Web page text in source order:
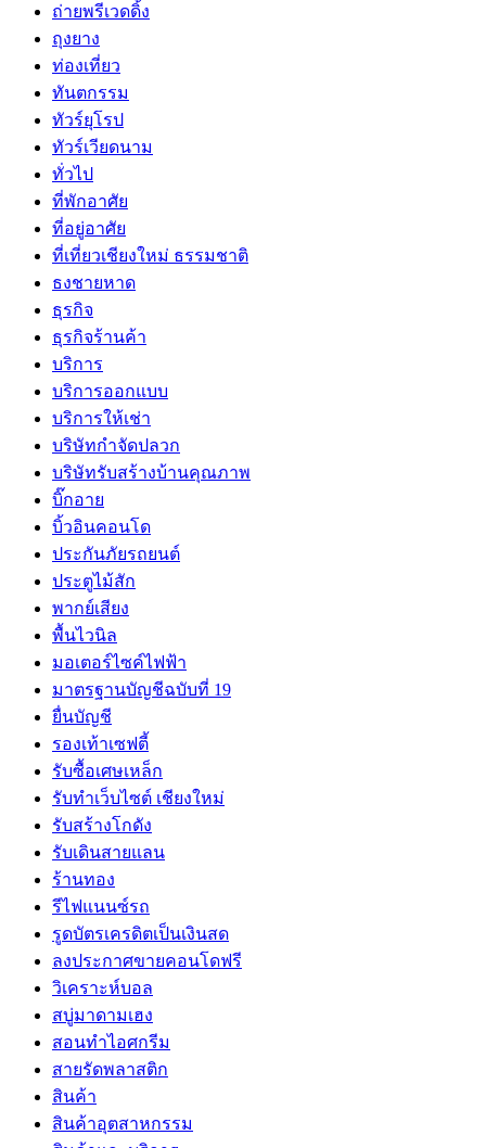
ถ่ายพรีเวดดิ้ง
ถุงยาง
ท่องเที่ยว
ทันตกรรม
ทัวร์ยุโรป
ทัวร์เวียดนาม
ทั่วไป
ที่พักอาศัย
ที่อยู่อาศัย
ที่เที่ยวเชียงใหม่ ธรรมชาติ
ธงชายหาด
ธุรกิจ
ธุรกิจร้านค้า
บริการ
บริการออกแบบ
บริการให้เช่า
บริษัทกำจัดปลวก
บริษัทรับสร้างบ้านคุณภาพ
บิ๊กอาย
บิ้วอินคอนโด
ประกันภัยรถยนต์
ประตูไม้สัก
พากย์เสียง
พื้นไวนิล
มอเตอร์ไซค์ไฟฟ้า
มาตรฐานบัญชีฉบับที่ 19
ยื่นบัญชี
รองเท้าเซฟตี้
รับซื้อเศษเหล็ก
รับทำเว็บไซต์ เชียงใหม่
รับสร้างโกดัง
รับเดินสายแลน
ร้านทอง
รีไฟแนนซ์รถ
รูดบัตรเครดิตเป็นเงินสด
ลงประกาศขายคอนโดฟรี
วิเคราะห์บอล
สบู่มาดามเฮง
สอนทำไอศกรีม
สายรัดพลาสติก
สินค้า
สินค้าอุตสาหกรรม